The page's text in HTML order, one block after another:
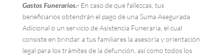
Gastos Funerarios.- En caso de que fallezcas, tus
beneficiarios obtendrán el pago de una Suma Asegurada
Adicional o un servicio de Asistencia Funeraria, el cual
consiste en brindar a tus familiares la asesoría y orientación
legal para los trámites de la defunción, así como todos los